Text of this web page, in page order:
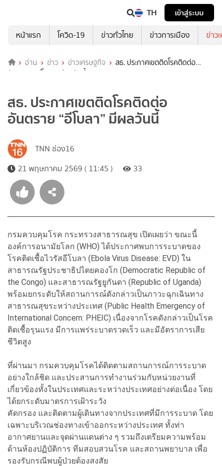
TH
เข้าสู่ระบบ
หน้าแรก
โควิด-19 ข่าวทั่วไทย ข่าวการเมือง ข่าว
อ่าน ข่าว ข่าวเศรษฐกิจ
สธ. ประกาศเขตติดโรคติดต่อ
อันตราย “อีโบลา” มีผลวันนี้
สธ. ประกาศเขตติดโรคติดต่อ
อันตราย “อีโบลา” มีผลวันนี้
TNN ช่อง16
21 พฤษภาคม 2569 ( 11:45 )
33
กรมควบคุมโรค กระทรวงสาธารณสุข เปิดเผยว่า ขณะนี้
องค์การอนามัยโลก (WHO) ได้ประกาศพบการระบาดของ
โรคติดเชื้อไวรัสอีโบลา (Ebola Virus Disease: EVD) ใน
สาธารณรัฐประชาธิปไตยคองโก (Democratic Republic of
the Congo) และสาธารณรัฐยูกันดา (Republic of Uganda)
พร้อมยกระดับให้สถานการณ์ดังกล่าวเป็นภาวะฉุกเฉินทาง
สาธารณสุขระหว่างประเทศ (Public Health Emergency of
International Concern: PHEIC) เนื่องจากโรคดังกล่าวเป็นโรค
ติดเชื้อรุนแรง มีการแพร่ระบาดรวดเร็ว และมีอัตราการเสีย
ชีวิตสูง
ที่ผ่านมา กรมควบคุมโรคได้ติดตามสถานการณ์การระบาด
อย่างใกล้ชิด และประสานการทำงานร่วมกับหน่วยงานที่
เกี่ยวข้องทั้งในประเทศและระหว่างประเทศอย่างต่อเนื่อง โดย
ได้ยกระดับมาตรการเฝ้าระวัง
คัดกรอง และติดตามผู้เดินทางจากประเทศที่มีการระบาด โดย
เฉพาะบริเวณช่องทางเข้าออกระหว่างประเทศ ทั้งท่า
อากาศยานและจุดผ่านแดนต่าง ๆ รวมถึงเตรียมความพร้อม
ด้านห้องปฏิบัติการ ทีมสอบสวนโรค และสถานพยาบาล เพื่อ
รองรับกรณีพบผู้ป่วยต้องสงสัย